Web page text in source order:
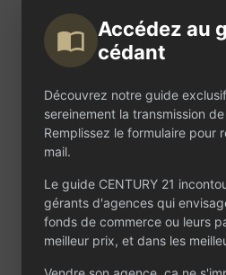
permettant de mettre
en avant
efficacement les
sera consenti à la
signature avec un
loyer mensuel de 1 667
€. L’équipe en place
dirigeants, d’un agent
commercial et d'un
VRP Salarié. Le stock
de mandats est
conséquent,
Accédez au
cédant
Découvrez notre guide
sereinement la transmission
Remplissez le formulaire pour
mail.
Le guide CENTURY 21
gérants d'agences qui
fonds de commerce ou leurs
meilleur prix, et dans les